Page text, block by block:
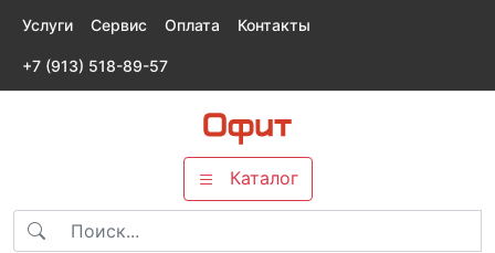
Услуги Сервис Оплата Контакты
+7 (913) 518-89-57
Каталог